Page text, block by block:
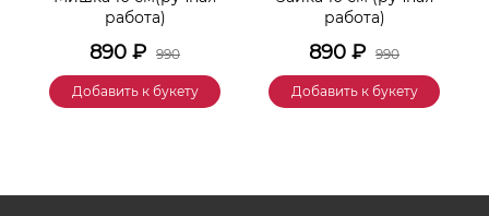
работа)
890 ₽ 990
Добавить к букету
работа)
890 ₽ 990
Добавить к букету